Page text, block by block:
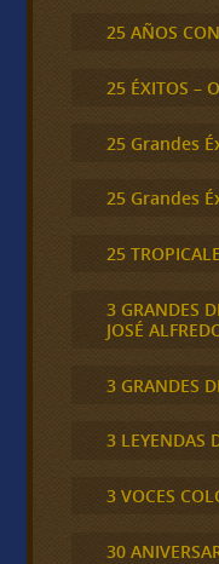
25 AÑOS
25 ÉXITOS –
25 Grandes
25 Grandes
25
3 GRANDES
JOSÉ
3 GRANDES
3 LEYENDAS
3 VOCES
30